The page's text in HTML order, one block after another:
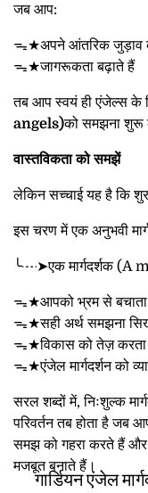
जब आप:
ᯓ★अपने आंतरिक जुड़ाव
ᯓ★जागरूकता बढ़ाते हैं
तब आप स्वयं ही एंजेल्स के
angels)को समझना शुरू
वास्तविकता को समझें
लेकिन सच्चाई यह है कि
इस चरण में एक अनुभवी
╰┈➤एक मार्गदर्शक (A
ᯓ★आपको भ्रम से
ᯓ★सही अर्थ समझना
ᯓ★विकास को तेज़ करता
ᯓ★एंजेल मार्गदर्शन को
सरल शब्दों में, निःशुल्क
परिवर्तन तब होता है जब
समझ को गहरा करते हैं और
मजबूत बनाते हैं।
गार्डियन एंजेल